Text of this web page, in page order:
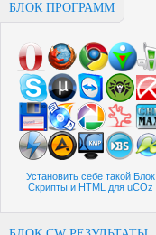
БЛОК ПРОГРАММ
Установить себе такой Блок
Скрипты и HTML для uCOz